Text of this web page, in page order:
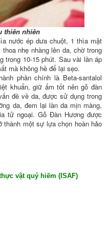
thiên nhiên
nước ép dưa chuột, 1 thìa mật
nhẹ nhàng lên da, chờ trong
trong 10-15 phút. Sau vài lần áp
mà không hề để lại sẹo.
phần chính là Beta-santalol
khuẩn, giữ ẩm tốt nên gỗ đàn
đề về da, được sử dụng trong
da, đem lại làn da mịn màng,
tử ngoại.Gỗ Đàn Hương được
một sự lựa chọn hoàn hảo
vật quý hiếm (ISAF)